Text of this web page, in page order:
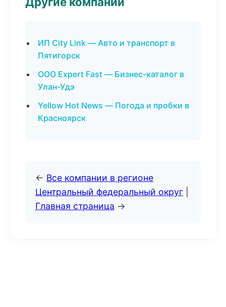
ИП City Link — Авто и транспорт в
Пятигорск
ООО Expert Fast — Бизнес-каталог в
Улан-Удэ
Yellow Hot News — Погода и пробки в
Красноярск
← Все компании в регионе
Центральный федеральный округ
Главная страница →